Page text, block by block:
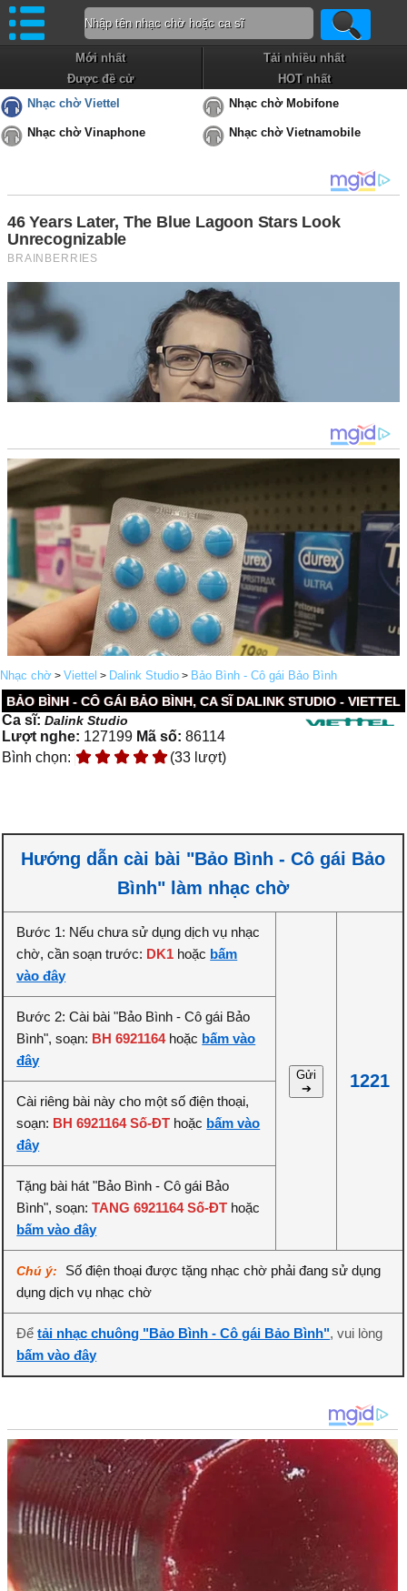
Mới nhất
Tải nhiều nhất
Được đề cử
HOT nhất
Nhạc chờ Viettel
Nhạc chờ Mobifone
Nhạc chờ Vinaphone Nhạc chờ Vietnamobile
Nhạc chờ > Viettel > Dalink Studio > Bảo Bình - Cô gái Bảo Bình
BẢO BÌNH - CÔ GÁI BẢO BÌNH, CA SĨ DALINK STUDIO - VIETTEL
Ca sĩ:Dalink Studio
Lượt nghe: 127199 Mã số: 86114
Bình chọn:
(33 lượt)
Hướng dẫn cài bài "Bảo Bình - Cô gái Bảo
Bình" làm nhạc chờ
Bước 1: Nếu chưa sử dụng dịch vụ nhạc
chờ, cần soạn trước: DK1 hoặc bấm
vào đây
Gửi
➔
1221
Bước 2: Cài bài "Bảo Bình - Cô gái Bảo
Bình", soạn: BH 6921164hoặc bấm vào
đây
Cài riêng bài này cho một số điện thoại,
soạn: BH 6921164 Số-ĐT hoặc bấm vào
đây
Tặng bài hát "Bảo Bình - Cô gái Bảo
Bình", soạn:TANG 6921164 Số-ĐT hoặc
bấm vào đây
Chú ý:
Số điện thoại được tặng nhạc chờ phải đang sử dụng
dụng dịch vụ nhạc chờ
Đểtải nhạc chuông "Bảo Bình - Cô gái Bảo Bình", vui lòng
bấm vào đây